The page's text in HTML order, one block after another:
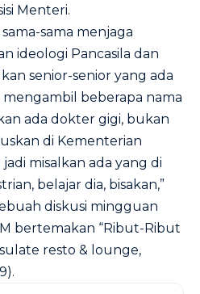
Menteri.
sama menjaga
ideologi Pancasila dan
senior-senior yang ada
mengambil beberapa nama
ada dokter gigi, bukan
di Kementerian
misalkan ada yang di
belajar dia, bisakan,”
diskusi mingguan
bertemakan “Ribut-Ribut
resto & lounge,